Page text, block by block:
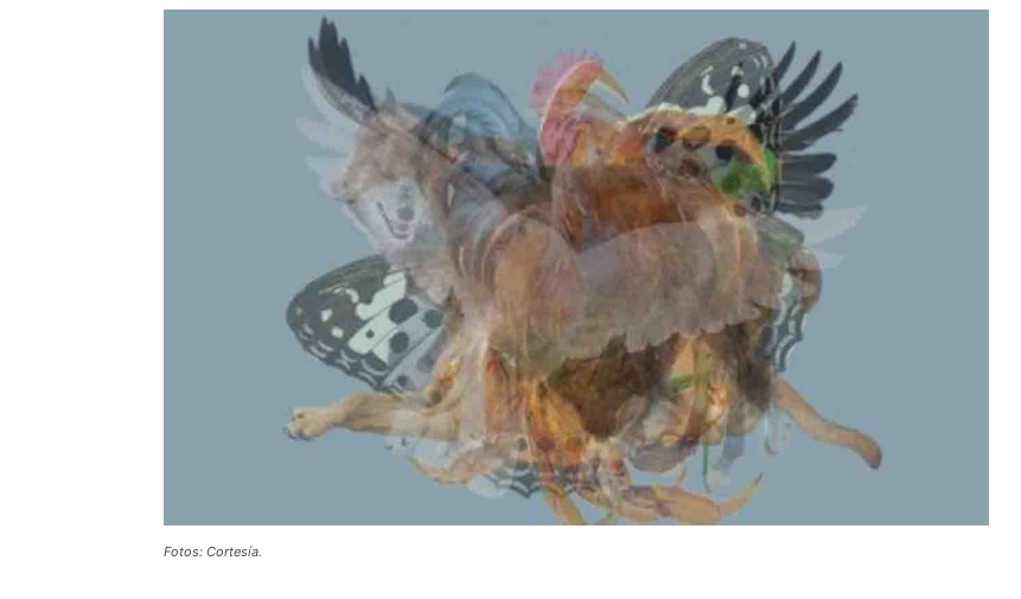
Fotos: Cortesía.